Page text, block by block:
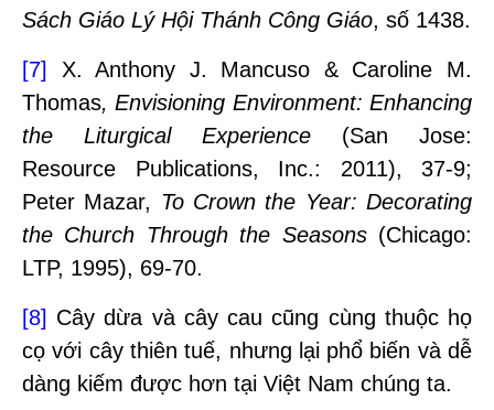
Sách Giáo Lý Hội Thánh Công Giáo, số 1438.
[7] X. Anthony J. Mancuso & Caroline M.
Thomas, Envisioning Environment: Enhancing
the Liturgical Experience (San Jose:
Resource Publications, Inc.: 2011), 37-9;
Peter Mazar, To Crown the Year: Decorating
the Church Through the Seasons (Chicago:
LTP, 1995), 69-70.
[8] Cây dừa và cây cau cũng cùng thuộc họ
cọ với cây thiên tuế, nhưng lại phổ biến và dễ
dàng kiếm được hơn tại Việt Nam chúng ta.